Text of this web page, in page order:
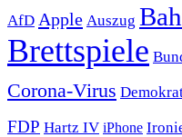
AfD Apple Auszug
Brettspiele
Corona-Virus
FDP Hartz IV iPhone